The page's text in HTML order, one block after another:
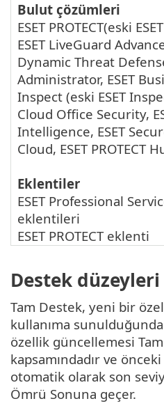
Bulut çözümleri
ESET PROTECT(eski
ESET LiveGuard
Dynamic Threat
Administrator, ESET
Inspect (eski ESET
Cloud Office Security,
Intelligence, ESET
Cloud, ESET PROTECT
Eklentiler
ESET Professional
eklentileri
ESET PROTECT eklenti
Destek düzeyleri
Tam Destek, yeni bir
kullanıma
özellik güncellemesi
kapsamındadır ve
otomatik olarak son
Ömrü Sonuna geçer.